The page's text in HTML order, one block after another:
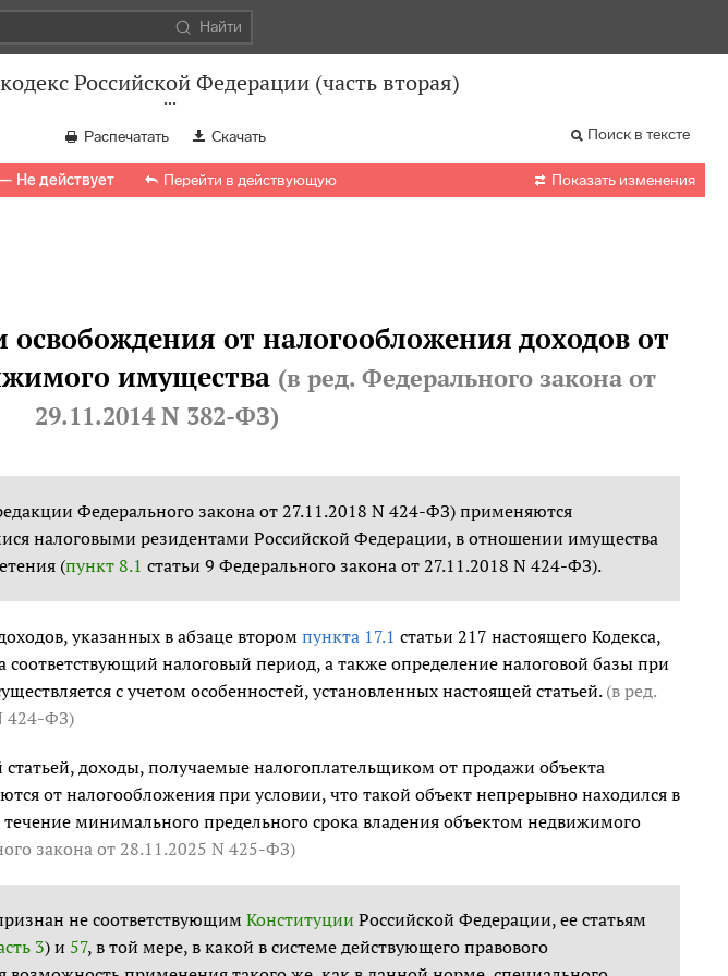
Найти
Российской Федерации (часть вторая)
Распечатать Скачать Поиск в тексте
Не действует Перейти в действующую  Показать изменения
освобождения от налогообложения доходов от
имущества (в ред. Федерального законаот
29.11.2014 N 382-ФЗ)
Федерального закона от 27.11.2018 N 424-ФЗ) применяются
налоговыми резидентами Российской Федерации, в отношении имущества
(пункт 8.1 статьи 9 Федерального закона от 27.11.2018 N 424-ФЗ).
указанных в абзаце втором пункта 17.1 статьи 217 настоящего Кодекса,
налоговый период, а также определение налоговой базы при
с учетом особенностей, установленных настоящей статьей. (в ред.
424-ФЗ)
статьей, доходы, получаемые налогоплательщиком от продажи объекта
от налогообложения при условии, что такой объект непрерывно находился в
минимального предельного срока владения объектом недвижимого
законаот 28.11.2025 N 425-ФЗ)
не соответствующим Конституции Российской Федерации, ее статьям
3) и 57, в той мере, в какой в системе действующего правового